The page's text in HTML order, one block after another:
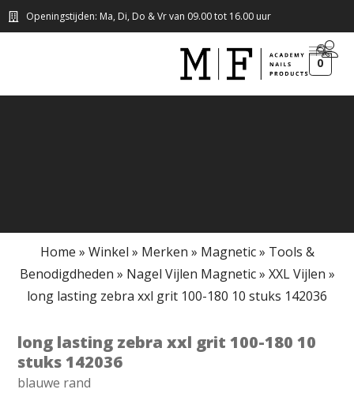
Openingstijden: Ma, Di, Do & Vr van 09.00 tot 16.00 uur
0
Home » Winkel » Merken » Magnetic» Tools &
Benodigdheden » Nagel Vijlen Magnetic» XXL Vijlen »
long lasting zebra xxl grit 100-180 10 stuks 142036
long lasting zebra xxl grit 100-180 10
stuks 142036
blauwe rand